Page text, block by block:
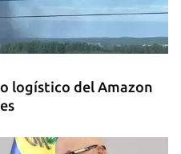
logístico del Amazon